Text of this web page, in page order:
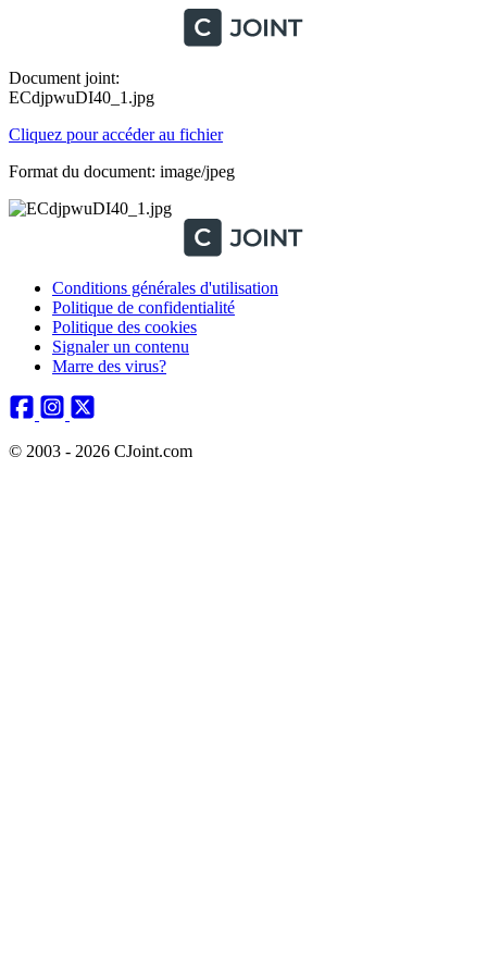
Document joint:
ECdjpwuDI40_1.jpg
Cliquez pour accéder au fichier
Format du document: image/jpeg
Conditions générales d'utilisation
Politique de confidentialité
Politique des cookies
Signaler un contenu
Marre des virus?
© 2003 - 2026 CJoint.com